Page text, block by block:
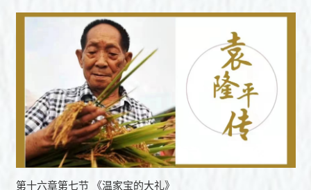
第十六章第七节 《温家宝的大礼》